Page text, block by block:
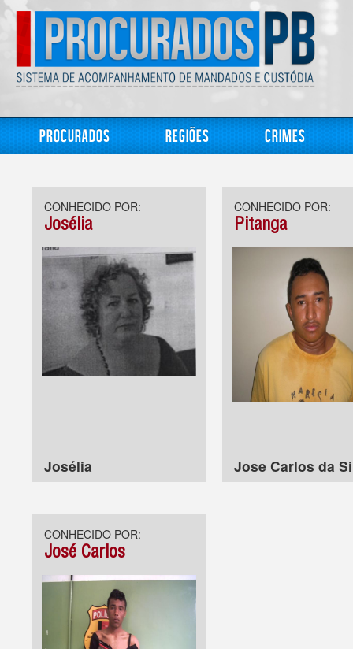
Procurados Regiões Crimes
CONHECIDO POR:
Josélia
Josélia
CONHECIDO POR:
Pitanga
Jose Carlos da
CONHECIDO POR:
José Carlos